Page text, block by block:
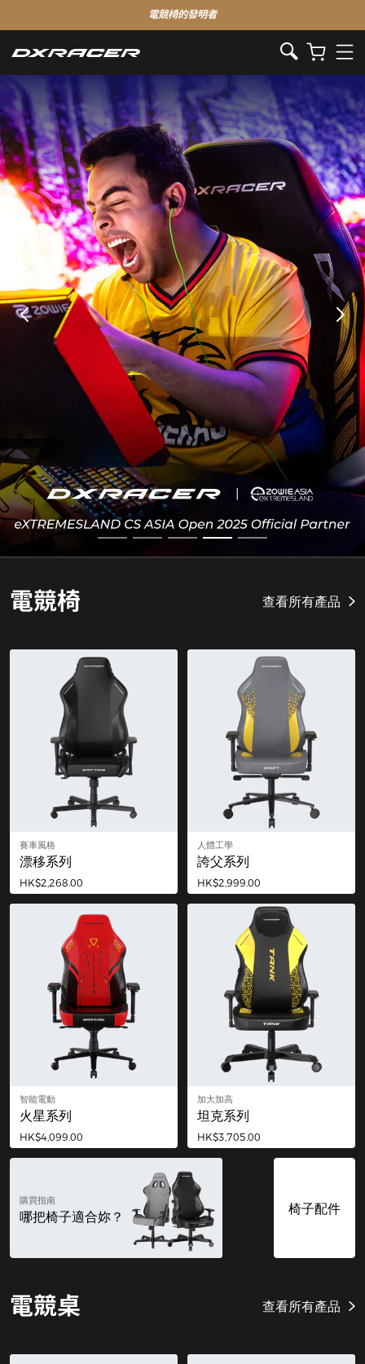
電競椅的發明者
電競椅 查看所有產品
賽車風格
漂移系列
HK$2,268.00
人體工學
誇父系列
HK$2,999.00
智能電動
火星系列
HK$4,099.00
加大加高
坦克系列
HK$3,705.00
購買指南
哪把椅子適合妳？ 椅子配件
電競桌 查看所有產品